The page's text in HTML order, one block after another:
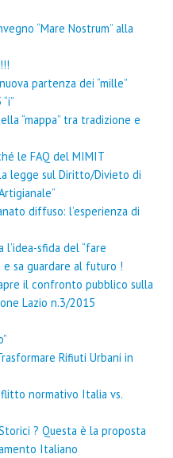
“Mare Nostrum” alla
partenza dei “mille”
“mappa” tra tradizione e
le FAQ del MIMIT
legge sul Diritto/Divieto di
diffuso: l’esperienza di
l’idea-sfida del “fare
sa guardare al futuro !
il confronto pubblico sulla
Lazio n.3/2015
Rifiuti Urbani in
normativo Italia vs.
? Questa è la proposta
Italiano